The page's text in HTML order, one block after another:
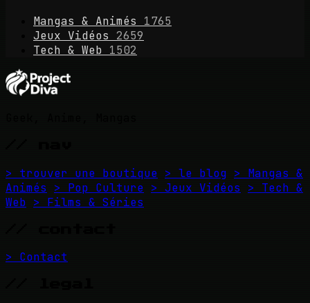
Mangas & Animés
1765
Jeux Vidéos
2659
Tech & Web 1502
> trouver une boutique > le blog > Mangas &
Animés
> Pop Culture > Jeux Vidéos
> Tech &
Web > Films & Séries
> Contact